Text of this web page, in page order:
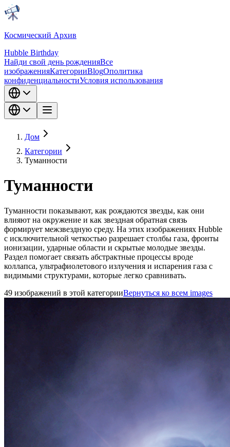
Космический Архив
Hubble Birthday
Найди свой день рожденияВсе
изображенияКатегорииBlogОполитика
конфиденциальностиУсловия использования
Дом
Категории
Туманности
Туманности
Туманности показывают, как рождаются звезды, как они
влияют на окружение и как звездная обратная связь
формирует межзвездную среду. На этих изображениях Hubble
с исключительной четкостью разрешает столбы газа, фронты
ионизации, ударные области и скрытые молодые звезды.
Раздел помогает связать абстрактные процессы вроде
коллапса, ультрафиолетового излучения и испарения газа с
видимыми структурами, которые легко сравнивать.
49 изображений в этой категорииВернуться ко всем images